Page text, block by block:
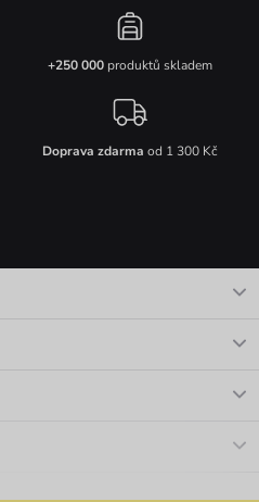
+250 000produktů skladem
Doprava zdarma od 1 300 Kč